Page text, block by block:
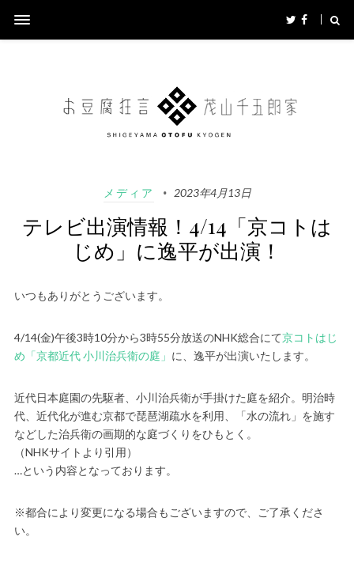
メディア 2023年4月13日
テレビ出演情報！4/14「京コトは
じめ」に逸平が出演！
いつもありがとうございます。
4/14(金)午後3時10分から3時55分放送のNHK総合にて京コトはじ
め「京都近代 小川治兵衛の庭」 に、逸平が出演いたします。
近代日本庭園の先駆者、小川治兵衛が手掛けた庭を紹介。明治時
代、近代化が進む京都で琵琶湖疏水を利用、「水の流れ」を施す
などした治兵衛の画期的な庭づくりをひもとく。
（NHKサイトより引用）
…という内容となっております。
※都合により変更になる場合もございますので、ご了承くださ
い。